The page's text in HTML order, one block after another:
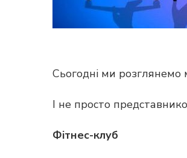
Сьогодні ми розглянемо
І не просто
Фітнес-клуб